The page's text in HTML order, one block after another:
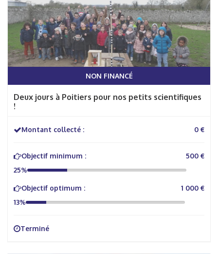
NON FINANCÉ
Deux jours à Poitiers pour nos petits scientifiques
!
Montant collecté : 0 €
Objectif minimum :
500 €
25%
Objectif optimum :
1 000 €
13%
Terminé